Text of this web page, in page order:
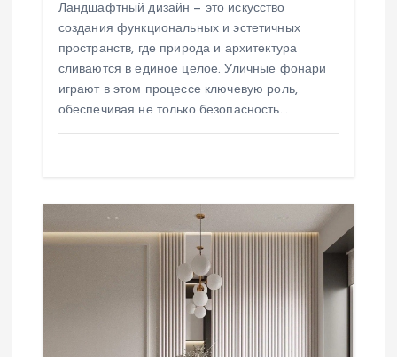
Ландшафтный дизайн — это искусство
создания функциональных и эстетичных
пространств, где природа и архитектура
сливаются в единое целое. Уличные фонари
играют в этом процессе ключевую роль,
обеспечивая не только безопасность…